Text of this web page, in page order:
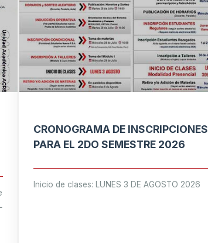
CRONOGRAMA DE INSCRIPCIONES
PARA EL 2DO SEMESTRE 2026
Inicio de clases: LUNES 3 DE AGOSTO 2026